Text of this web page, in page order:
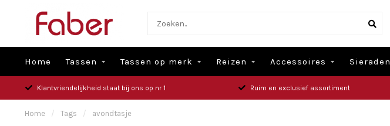
Home Tassen Tassen op merk Reizen Accessoires Sieraden
Klantvriendelijkheid staat bij ons op nr 1 Ruim en exclusief assortiment
Home / Tags / avondtasje